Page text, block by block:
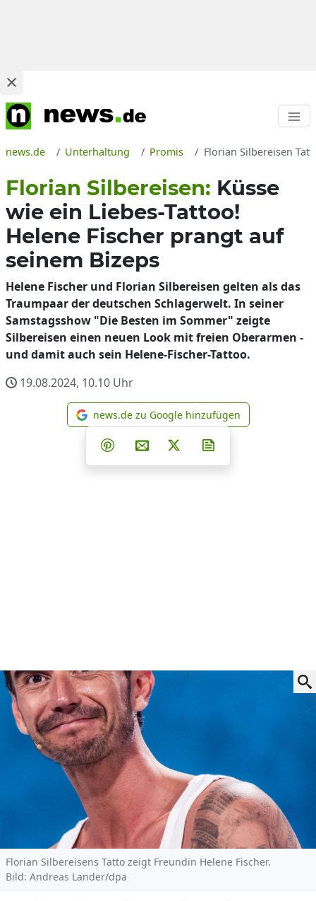
news.de Unterhaltung Promis Florian Silbereisen
Florian Silbereisen: Küsse
wie ein Liebes-Tattoo!
Helene Fischer prangt auf
seinem Bizeps
Helene Fischer und Florian Silbereisen gelten als das
Traumpaar der deutschen Schlagerwelt. In seiner
Samstagsshow "Die Besten im Sommer" zeigte
Silbereisen einen neuen Look mit freien Oberarmen -
und damit auch sein Helene-Fischer-Tattoo.
19.08.2024, 10.10 Uhr
news.de zu Google
news.de zu Google hinzufügen
Teilen auf Facebook
Teilen auf Whatsapp
Teilen auf Telegram
Teilen auf Pinterest
Per E-Mail teilen
Post auf X
Florian Silbereisens Tatto zeigt Freundin Helene Fischer.
Bild: Andreas Lander/dpa